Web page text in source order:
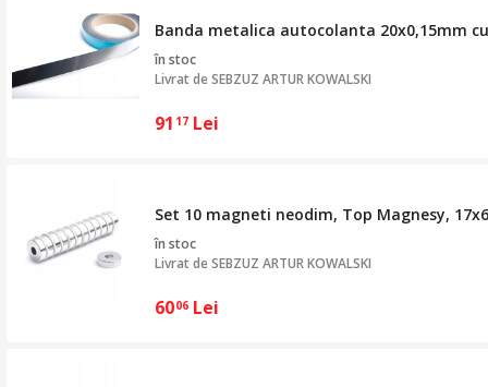
Banda metalica autocolanta 20x0,15mm cu
în stoc
Livrat deSEBZUZ ARTUR KOWALSKI
91 17 Lei
Set 10 magneti neodim, Top Magnesy,
în stoc
Livrat deSEBZUZ ARTUR KOWALSKI
6006 Lei